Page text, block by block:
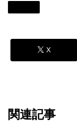
X
関連記事